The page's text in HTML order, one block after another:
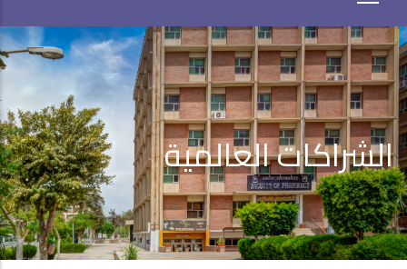
الشراكات العالمية